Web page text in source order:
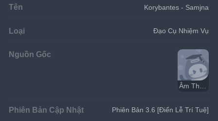
Tên Korybantes - Samjna
Loại Đạo Cụ Nhiệm Vụ
Nguồn Gốc
Phiên Bản Cập Nhật Phiên Bản 3.6 [Điển Lễ Trí Tuệ]